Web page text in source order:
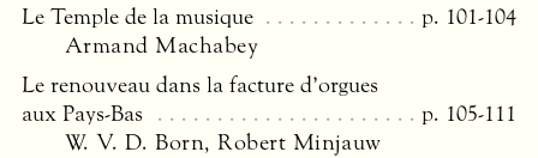
Le Temple de la musique
p. 101-104
Armand Machabey
Le renouveau dans la facture d’orgues
aux Pays-Bas
p. 105-111
W. V. D. Born, Robert Minjauw